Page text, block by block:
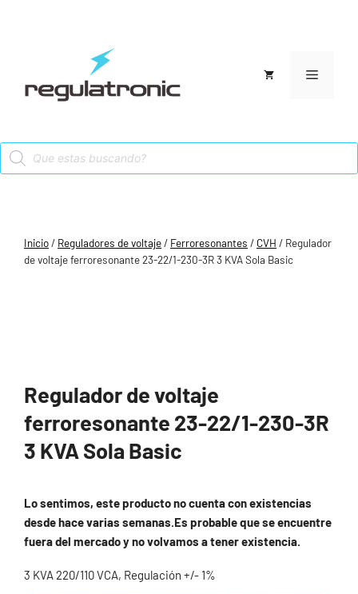
Menú
Products
search
Inicio/ Reguladores de voltaje/ Ferroresonantes / CVH / Regulador
de voltaje ferroresonante 23-22/1-230-3R 3 KVA Sola Basic
Regulador de voltaje
ferroresonante 23-22/1-230-3R
3 KVA Sola Basic
Lo sentimos, este producto no cuenta con existencias
desde hace varias semanas.Es probable que se encuentre
fuera del mercado y no volvamos a tener existencia.
3 KVA 220/110 VCA, Regulación +/- 1%